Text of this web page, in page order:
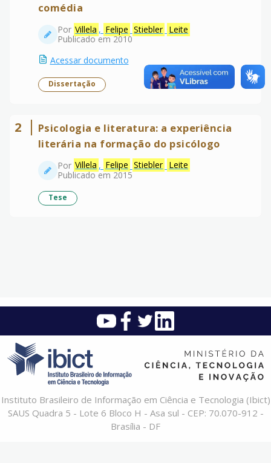
comédia
Por Villela , Felipe Stiebler Leite
Publicado em 2010
Acessar documento
Dissertação
2
Psicologia e literatura: a experiência
literária na formação do psicólogo
Por Villela , Felipe Stiebler Leite
Publicado em 2015
Tese
Instituto Brasileiro de Informação em Ciência e Tecnologia (Ibict)
SAUS Quadra 5 - Lote 6 Bloco H - Asa sul - CEP: 70.070-912 -
Brasília - DF